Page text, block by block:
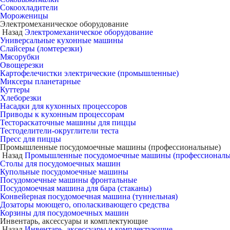
Сокоохладители
Мороженицы
Электромеханическое оборудование
Назад Электромеханическое оборудование
Универсальные кухонные машины
Слайсеры (ломтерезки)
Мясорубки
Овощерезки
Картофелечистки электрические (промышленные)
Миксеры планетарные
Куттеры
Хлеборезки
Насадки для кухонных процессоров
Приводы к кухонным процессорам
Тестораскаточные машины для пиццы
Тестоделители-округлители теста
Пресс для пиццы
Промышленные посудомоечные машины (профессиональные)
Назад Промышленные посудомоечные машины
Столы для посудомоечных машин
Купольные посудомоечные машины
Посудомоечные машины фронтальные
Посудомоечная машина для бара (стаканы)
Конвейерная посудомоечная машина (туннельная)
Дозаторы моющего, ополаскивающего средства
Корзины для посудомоечных машин
Инвентарь, аксессуары и комплектующие